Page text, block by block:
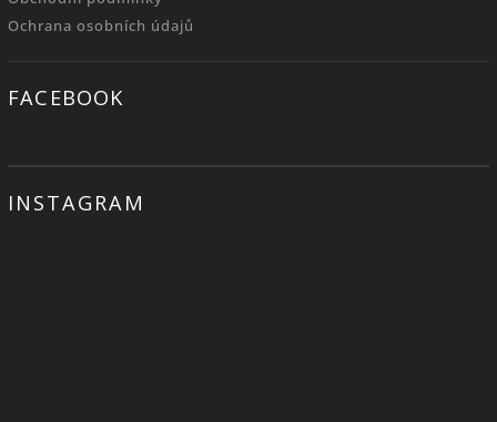
Ochrana osobních údajů
FACEBOOK
INSTAGRAM